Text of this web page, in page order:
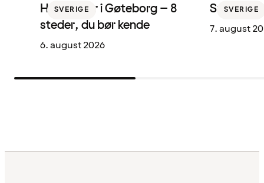
SVERIGE
Hotelbarer i Gøteborg – 8
steder, du bør kende
6. august 2026
SVERIGE
Sne i
7. august